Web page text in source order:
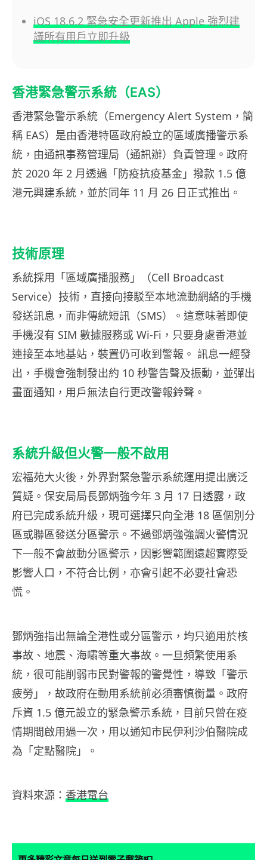
iOS 18.6.2 緊急安全更新推出 Apple 強烈建
議所有用戶立即升級
香港緊急警示系統（EAS）
香港緊急警示系統（Emergency Alert System，簡
稱 EAS）是由香港特區政府設立的區域廣播警示系
統，由通訊事務管理局（通訊辦）負責管理。政府
於 2020 年 2 月透過「防疫抗疫基金」撥款 1.5 億
港元興建系統，並於同年 11 月 26 日正式推出。
技術原理
系統採用「區域廣播服務」（Cell Broadcast
Service）技術，直接向接駁至本地流動網絡的手機
發送訊息，而非傳統短訊（SMS）。這意味著即使
手機沒有 SIM 數據服務或 Wi-Fi，只要身處香港並
連接至本地基站，裝置仍可收到警報。 訊息一經發
出，手機會強制發出約 10 秒警告聲及振動，並彈出
畫面通知，用戶無法自行更改警報鈴聲。
系統升級但火警一般不啟用
宏福苑大火後，外界對緊急警示系統運用提出廣泛
質疑。保安局局長鄧炳強今年 3 月 17 日透露，政
府已完成系統升級，現可選擇只向全港 18 區個別分
區或聯區發送分區警示。不過鄧炳強強調火警情況
下一般不會啟動分區警示，因影響範圍遠超實際受
影響人口，不符合比例，亦會引起不必要社會恐
慌。
鄧炳強指出無論全港性或分區警示，均只適用於核
事故、地震、海嘯等重大事故。一旦頻繁使用系
統，很可能削弱市民對警報的警覺性，導致「警示
疲勞」，故政府在動用系統前必須審慎衡量。政府
斥資 1.5 億元設立的緊急警示系統，目前只曾在疫
情期間啟用過一次，用以通知市民伊利沙伯醫院成
為「定點醫院」。
資料來源： 香港電台